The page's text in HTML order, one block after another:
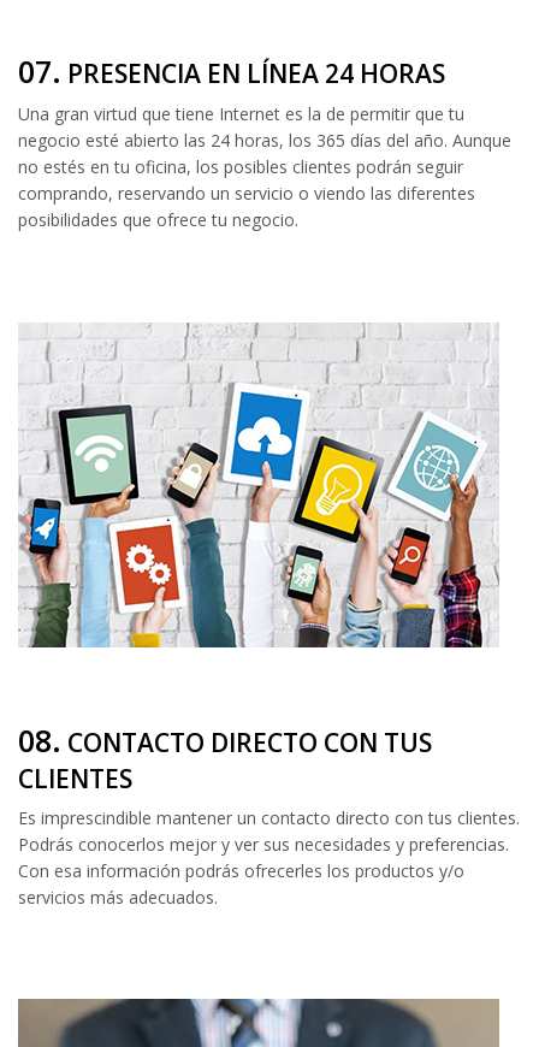
07. PRESENCIA EN LÍNEA 24 HORAS
Una gran virtud que tiene Internet es la de permitir que tu
negocio esté abierto las 24 horas, los 365 días del año. Aunque
no estés en tu oficina, los posibles clientes podrán seguir
comprando, reservando un servicio o viendo las diferentes
posibilidades que ofrece tu negocio.
08. CONTACTO DIRECTO CON TUS
CLIENTES
Es imprescindible mantener un contacto directo con tus clientes.
Podrás conocerlos mejor y ver sus necesidades y preferencias.
Con esa información podrás ofrecerles los productos y/o
servicios más adecuados.